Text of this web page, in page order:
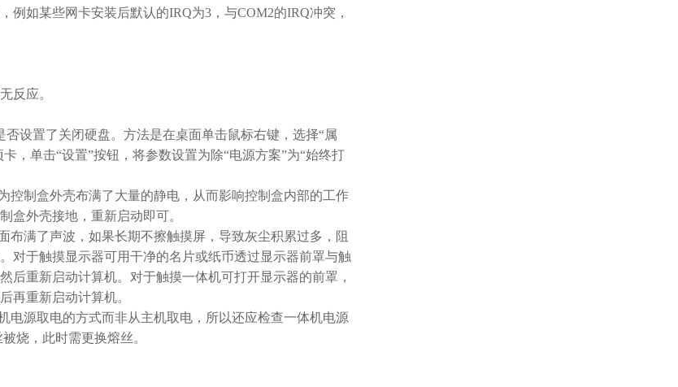
例如某些网卡安装后默认的IRQ为3，与COM2的IRQ冲突，
反应。
设置了关闭硬盘。方法是在桌面单击鼠标右键，选择“属
，单击“设置”按钮，将参数设置为除“电源方案”为“始终打
制盒外壳布满了大量的静电，从而影响控制盒内部的工作
盒外壳接地，重新启动即可。
满了声波，如果长期不擦触摸屏，导致灰尘积累过多，阻
对于触摸显示器可用干净的名片或纸币透过显示器前罩与触
后重新启动计算机。对于触摸一体机可打开显示器的前罩，
再重新启动计算机。
源取电的方式而非从主机取电，所以还应检查一体机电源
烧，此时需更换熔丝。